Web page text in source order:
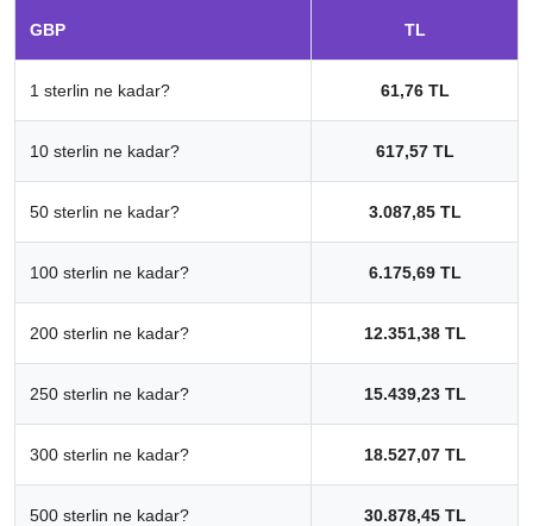
GBP TL
1 sterlin ne kadar? 61,76 TL
10 sterlin ne kadar? 617,57 TL
50 sterlin ne kadar? 3.087,85 TL
100 sterlin ne kadar? 6.175,69 TL
200 sterlin ne kadar? 12.351,38 TL
250 sterlin ne kadar? 15.439,23 TL
300 sterlin ne kadar? 18.527,07 TL
500 sterlin ne kadar? 30.878,45 TL